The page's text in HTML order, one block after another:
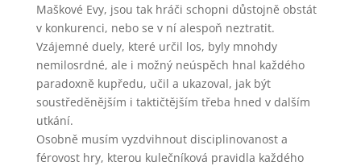
Maškové Evy, jsou tak hráči schopni důstojně obstát
v konkurenci, nebo se v ní alespoň neztratit.
Vzájemné duely, které určil los, byly mnohdy
nemilosrdné, ale i možný neúspěch hnal každého
paradoxně kupředu, učil a ukazoval, jak být
soustředěnějším i taktičtějším třeba hned v dalším
utkání.
Osobně musím vyzdvihnout disciplinovanost a
férovost hry, kterou kulečníková pravidla každého